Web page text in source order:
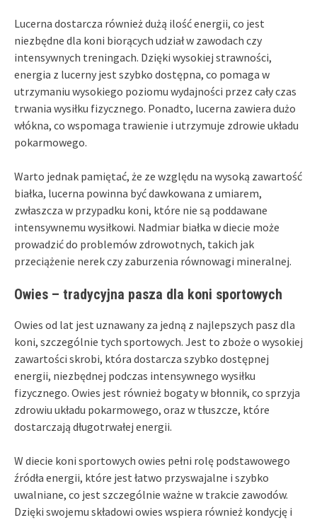
Lucerna dostarcza również dużą ilość energii, co jest
niezbędne dla koni biorących udział w zawodach czy
intensywnych treningach. Dzięki wysokiej strawności,
energia z lucerny jest szybko dostępna, co pomaga w
utrzymaniu wysokiego poziomu wydajności przez cały czas
trwania wysiłku fizycznego. Ponadto, lucerna zawiera dużo
włókna, co wspomaga trawienie i utrzymuje zdrowie układu
pokarmowego.
Warto jednak pamiętać, że ze względu na wysoką zawartość
białka, lucerna powinna być dawkowana z umiarem,
zwłaszcza w przypadku koni, które nie są poddawane
intensywnemu wysiłkowi. Nadmiar białka w diecie może
prowadzić do problemów zdrowotnych, takich jak
przeciążenie nerek czy zaburzenia równowagi mineralnej.
Owies – tradycyjna pasza dla koni sportowych
Owies od lat jest uznawany za jedną z najlepszych pasz dla
koni, szczególnie tych sportowych. Jest to zboże o wysokiej
zawartości skrobi, która dostarcza szybko dostępnej
energii, niezbędnej podczas intensywnego wysiłku
fizycznego. Owies jest również bogaty w błonnik, co sprzyja
zdrowiu układu pokarmowego, oraz w tłuszcze, które
dostarczają długotrwałej energii.
W diecie koni sportowych owies pełni rolę podstawowego
źródła energii, które jest łatwo przyswajalne i szybko
uwalniane, co jest szczególnie ważne w trakcie zawodów.
Dzięki swojemu składowi owies wspiera również kondycję i